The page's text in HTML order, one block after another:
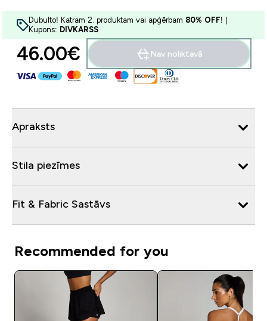
Dubulto! Katram 2. produktam vai apģērbam 80% OFF! |
Kupons: DIVKARSS
46.00€‎ Nav noliktavā
Apraksts
Stila piezīmes
Fit & Fabric Sastāvs
Recommended for you